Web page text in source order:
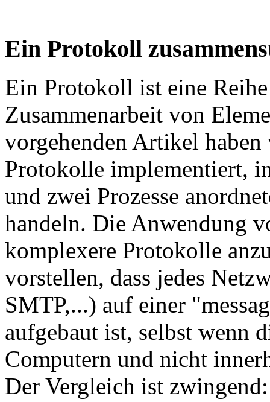
Ein Protokoll
Ein Protokoll ist eine
Zusammenarbeit von
vorgehenden Artikel
Protokolle implementiert,
und zwei Prozesse
handeln. Die Anwendung
komplexere Protokolle
vorstellen, dass jedes
SMTP,...) auf einer
aufgebaut ist, selbst wenn
Computern und nicht
Der Vergleich ist